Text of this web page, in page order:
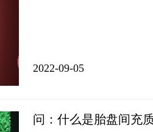
2022-09-05
问：什么是胎盘间充